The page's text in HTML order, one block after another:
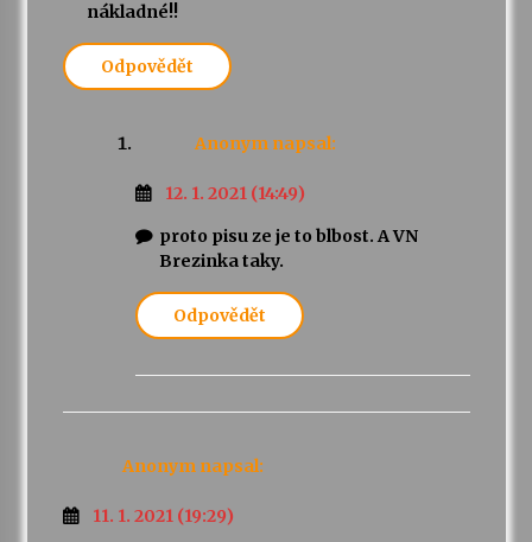
nákladné!!
Odpovědět
Anonym napsal:
12. 1. 2021 (14:49)
proto pisu ze je to blbost. A VN
Brezinka taky.
Odpovědět
Anonym napsal:
11. 1. 2021 (19:29)